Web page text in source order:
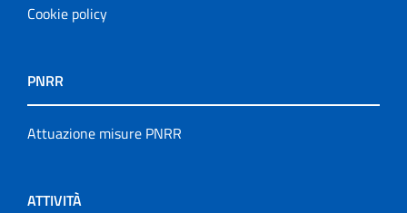
Cookie policy
PNRR
Attuazione misure PNRR
ATTIVITÀ